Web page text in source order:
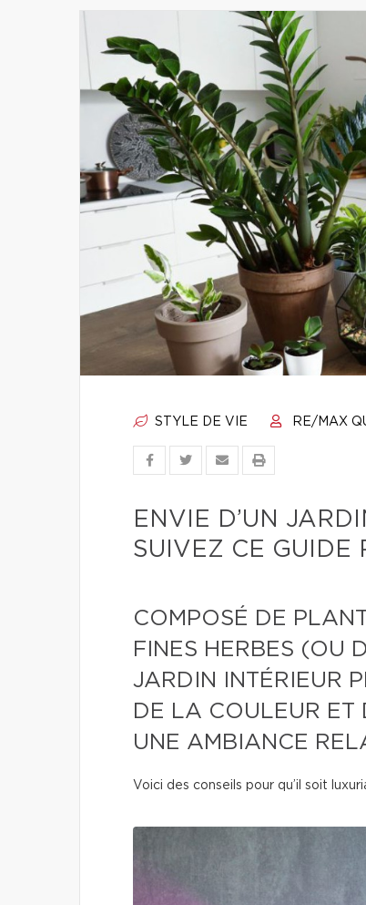
STYLE DE VIE RE/MAX
ENVIE D’UN
SUIVEZ CE GUIDE
COMPOSÉ DE
FINES HERBES (OU
JARDIN INTÉRIEUR
DE LA COULEUR ET
UNE AMBIANCE
Voici des conseils pour qu’il soit